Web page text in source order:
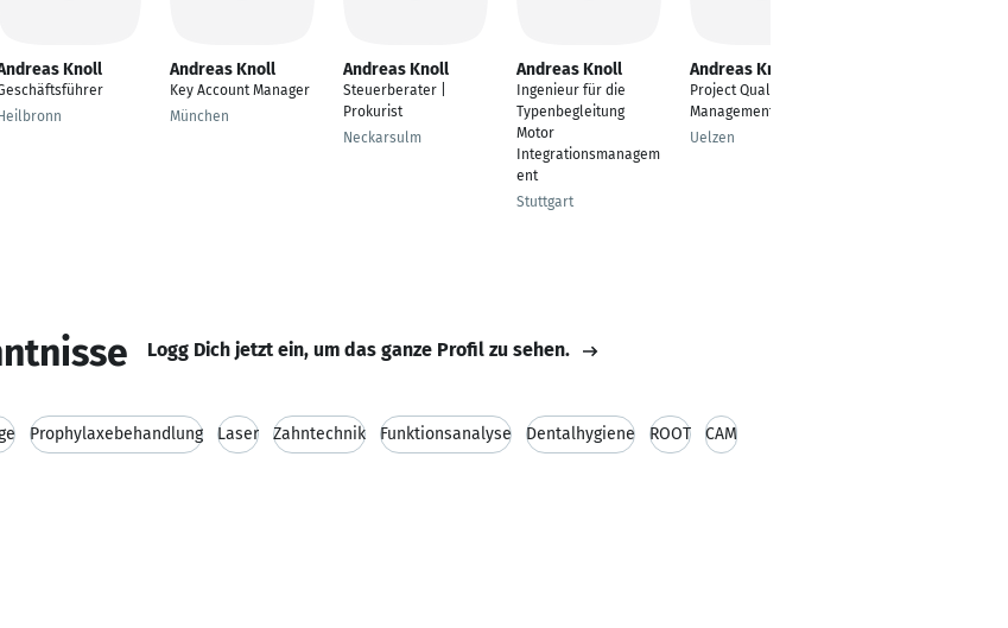
Knoll
Heilbronn
Andreas Knoll
Key Account Manager
München
Andreas Knoll
Steuerberater |
Prokurist
Neckarsulm
Andreas Knoll
Ingenieur für die
Typenbegleitung
Motor
Integrationsmanagem
ent
Stuttgart
Andreas Knoll
Project Quality
Management
Uelzen
Logg Dich jetzt ein, um das ganze Profil zu sehen.
Prophylaxebehandlung Laser Zahntechnik Funktionsanalyse Dentalhygiene ROOT CAM